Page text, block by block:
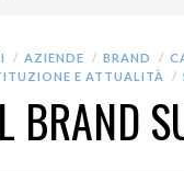
AZIENDE BRAND
E ATTUALITÀ
BRAND